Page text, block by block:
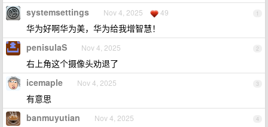
1
systemsettings Nov 4, 2025 49
华为好啊华为美，华为给我增智慧！
2
penisulaS Nov 4, 2025
右上角这个摄像头劝退了
3
icemaple Nov 4, 2025
有意思
4
banmuyutian Nov 4, 2025